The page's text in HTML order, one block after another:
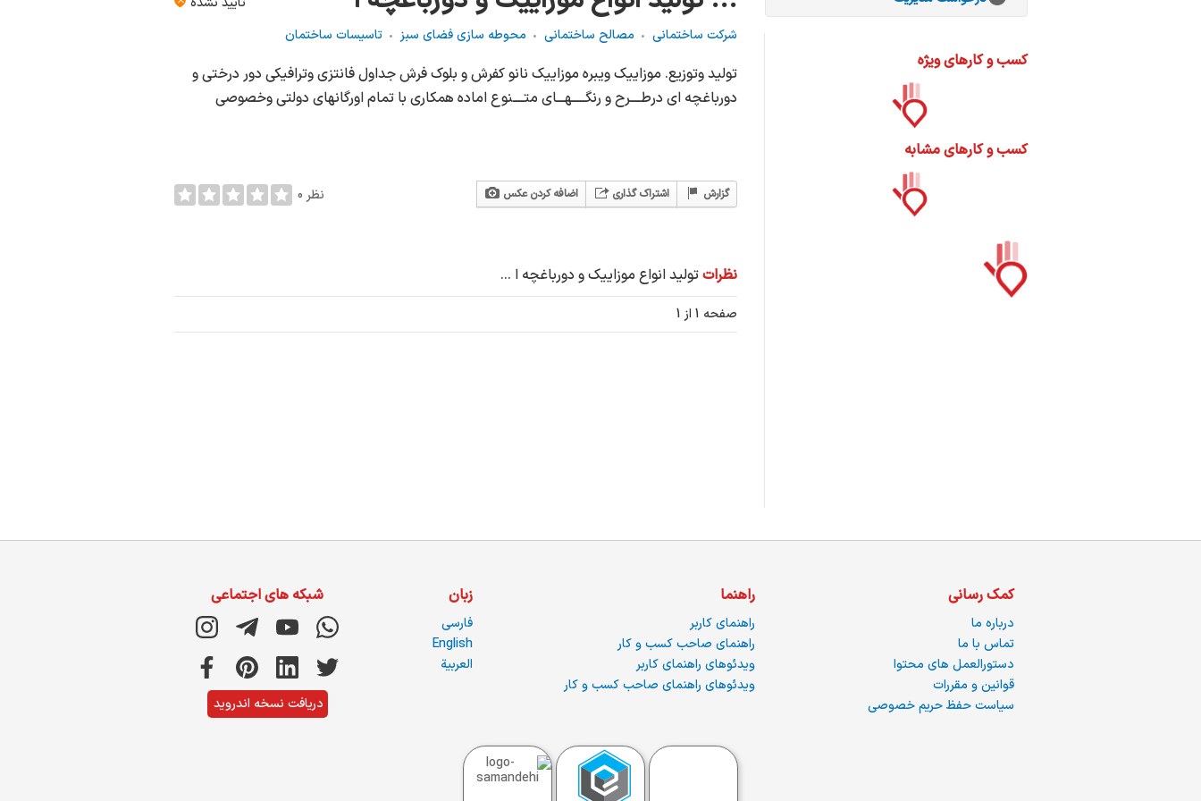
شرکت ساختمانی
مصالح ساختمانی محوطه سازی فضای سبز تاسیسات ساختمان
تولید وتوزیع. موزاییک ویبره موزاییک نانو کفرش و بلوک فرش جداول فانتزی وترافیکی دور درختی و
دورباغچه ای درطــــرح و رنگـــــهـــای متــــنوع اماده همکاری با تمام اورگانهای دولتی وخصوصی
اضافه کردن عکس اشتراک گذاری گزارش 0 نظر
نظراتتولید انواع موزاییک و دورباغچه ا ...
صفحه 1 از 1
کسب و کارهای ویژه
کسب و کارهای مشابه
کمک رسانی
درباره ما
تماس با ما
دستورالعمل های محتوا
قوانین و مقررات
سیاست حفظ حریم خصوصی
راهنما
راهنمای کاربر
راهنمای صاحب کسب و کار
ویدئوهای راهنمای کاربر
ویدئوهای راهنمای صاحب کسب و کار
زبان
فارسی
English
العربية
شبکه های اجتماعی
دریافت نسخه اندروید